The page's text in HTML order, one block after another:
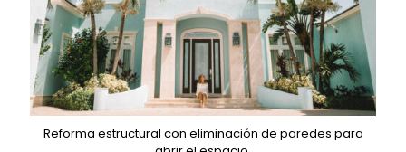
Reforma estructural con eliminación de paredes para